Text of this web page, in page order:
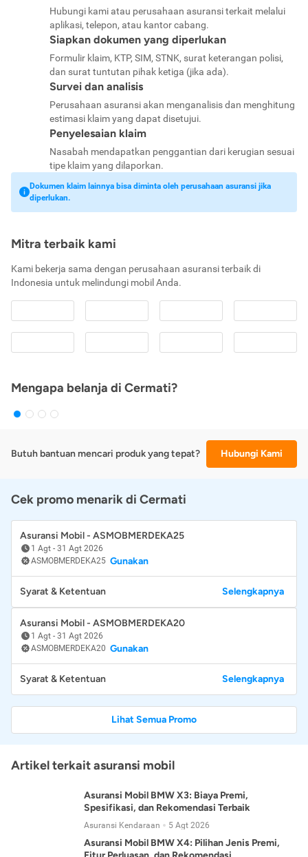
Hubungi kami atau perusahaan asuransi terkait melalui
aplikasi, telepon, atau kantor cabang.
Siapkan dokumen yang diperlukan
Formulir klaim, KTP, SIM, STNK, surat keterangan polisi,
dan surat tuntutan pihak ketiga (jika ada).
Survei dan analisis
Perusahaan asuransi akan menganalisis dan menghitung
estimasi klaim yang dapat disetujui.
Penyelesaian klaim
Nasabah mendapatkan penggantian dari kerugian sesuai
tipe klaim yang dilaporkan.
Dokumen klaim lainnya bisa diminta oleh perusahaan asuransi jika
diperlukan.
Mitra terbaik kami
Kami bekerja sama dengan perusahaan asuransi terbaik di
Indonesia untuk melindungi mobil Anda.
Mengapa belanja di Cermati?
Butuh bantuan mencari produk yang tepat? Hubungi Kami
Cek promo menarik di Cermati
Asuransi Mobil - ASMOBMERDEKA25
1 Agt - 31 Agt 2026
ASMOBMERDEKA25 Gunakan
Syarat & Ketentuan Selengkapnya
Asuransi Mobil - ASMOBMERDEKA20
1 Agt - 31 Agt 2026
ASMOBMERDEKA20 Gunakan
Syarat & Ketentuan Selengkapnya
Lihat Semua Promo
Artikel terkait asuransi mobil
Asuransi Mobil BMW X3: Biaya Premi,
Spesifikasi, dan Rekomendasi Terbaik
Asuransi Kendaraan 5 Agt 2026
Asuransi Mobil BMW X4: Pilihan Jenis Premi,